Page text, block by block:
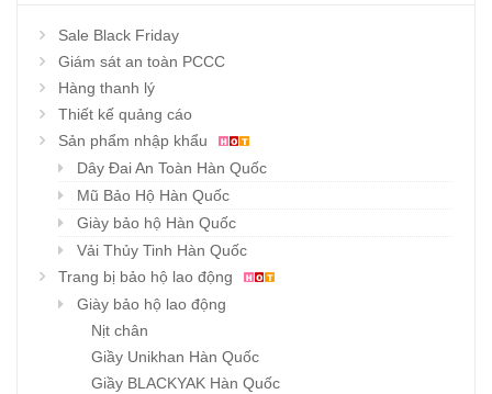
Sale Black Friday
Giám sát an toàn PCCC
Hàng thanh lý
Thiết kế quảng cáo
Sản phẩm nhập khẩu
Dây Đai An Toàn Hàn Quốc
Mũ Bảo Hộ Hàn Quốc
Giày bảo hộ Hàn Quốc
Vải Thủy Tinh Hàn Quốc
Trang bị bảo hộ lao động
Giày bảo hộ lao động
Nịt chân
Giầy Unikhan Hàn Quốc
Giầy BLACKYAK Hàn Quốc